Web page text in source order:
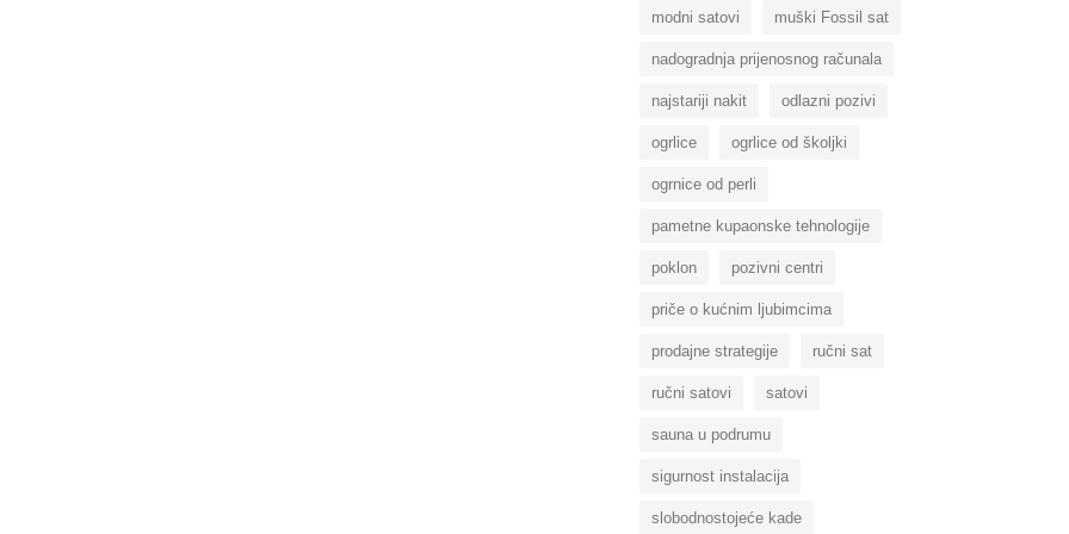
modni satovi muški Fossil sat
nadogradnja prijenosnog računala
najstariji nakit odlazni pozivi
ogrlice ogrlice od školjki
ogrnice od perli
pametne kupaonske tehnologije
poklon pozivni centri
priče o kućnim ljubimcima
prodajne strategije ručni sat
ručni satovi satovi
sauna u podrumu
sigurnost instalacija
slobodnostojeće kade